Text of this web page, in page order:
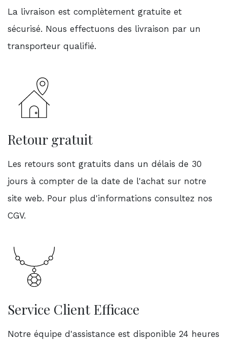
La livraison est complètement gratuite et
sécurisé. Nous effectuons des livraison par un
transporteur qualifié.
Retour gratuit
Les retours sont gratuits dans un délais de 30
jours à compter de la date de l'achat sur notre
site web. Pour plus d'informations consultez nos
CGV.
Service Client Efficace
Notre équipe d'assistance est disponible 24 heures